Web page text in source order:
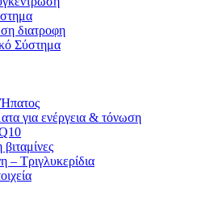
διατροφη
Σύστημα
για ενέργεια & τόνωση
– Τριγλυκερίδια